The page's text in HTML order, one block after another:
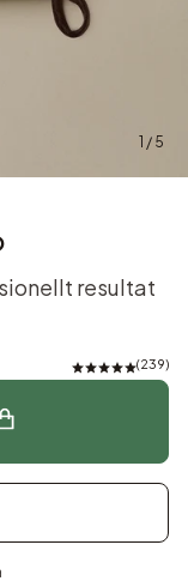
1 / 5
resultat
239